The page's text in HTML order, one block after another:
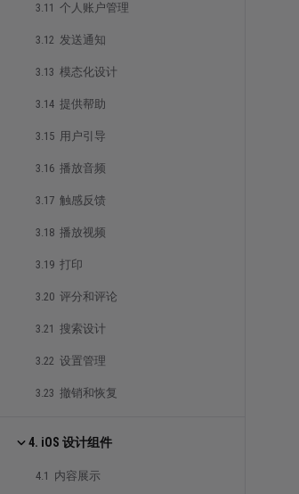
3.11 个人账户管理
3.12 发送通知
3.13 模态化设计
3.14 提供帮助
3.15 用户引导
3.16 播放音频
3.17 触感反馈
3.18 播放视频
3.19 打印
3.20 评分和评论
3.21 搜索设计
3.22 设置管理
3.23 撤销和恢复
4. iOS 设计组件
4.1 内容展示